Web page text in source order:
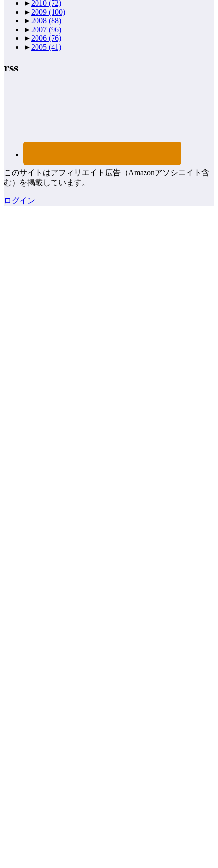
►2010 (72)
►2009 (100)
►2008 (88)
►2007 (96)
►2006 (76)
►2005 (41)
rss
このサイトはアフィリエイト広告（Amazonアソシエイト含
む）を掲載しています。
ログイン